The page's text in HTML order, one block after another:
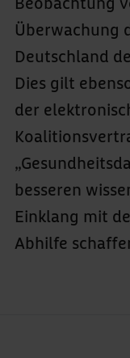
Überwachung
Deutschland
Dies gilt
der
besseren
Einklang mit
Abhilfe